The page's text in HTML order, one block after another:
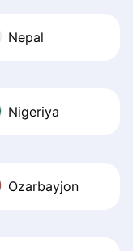
Nepal
Nigeriya
Ozarbayjon